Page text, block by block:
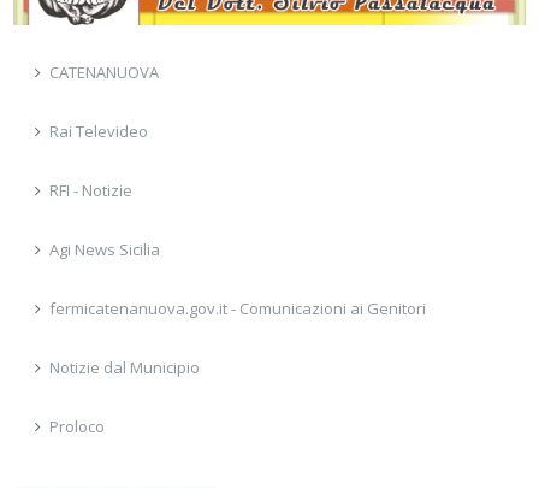
CATENANUOVA
Rai Televideo
RFI - Notizie
Agi News Sicilia
fermicatenanuova.gov.it - Comunicazioni ai Genitori
Notizie dal Municipio
Proloco